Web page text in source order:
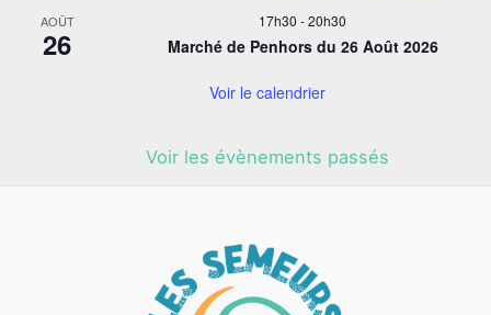
AOÛT
26
17h30 -20h30
Marché de Penhors du 26 Août 2026
Voir le calendrier
Voir les évènements passés